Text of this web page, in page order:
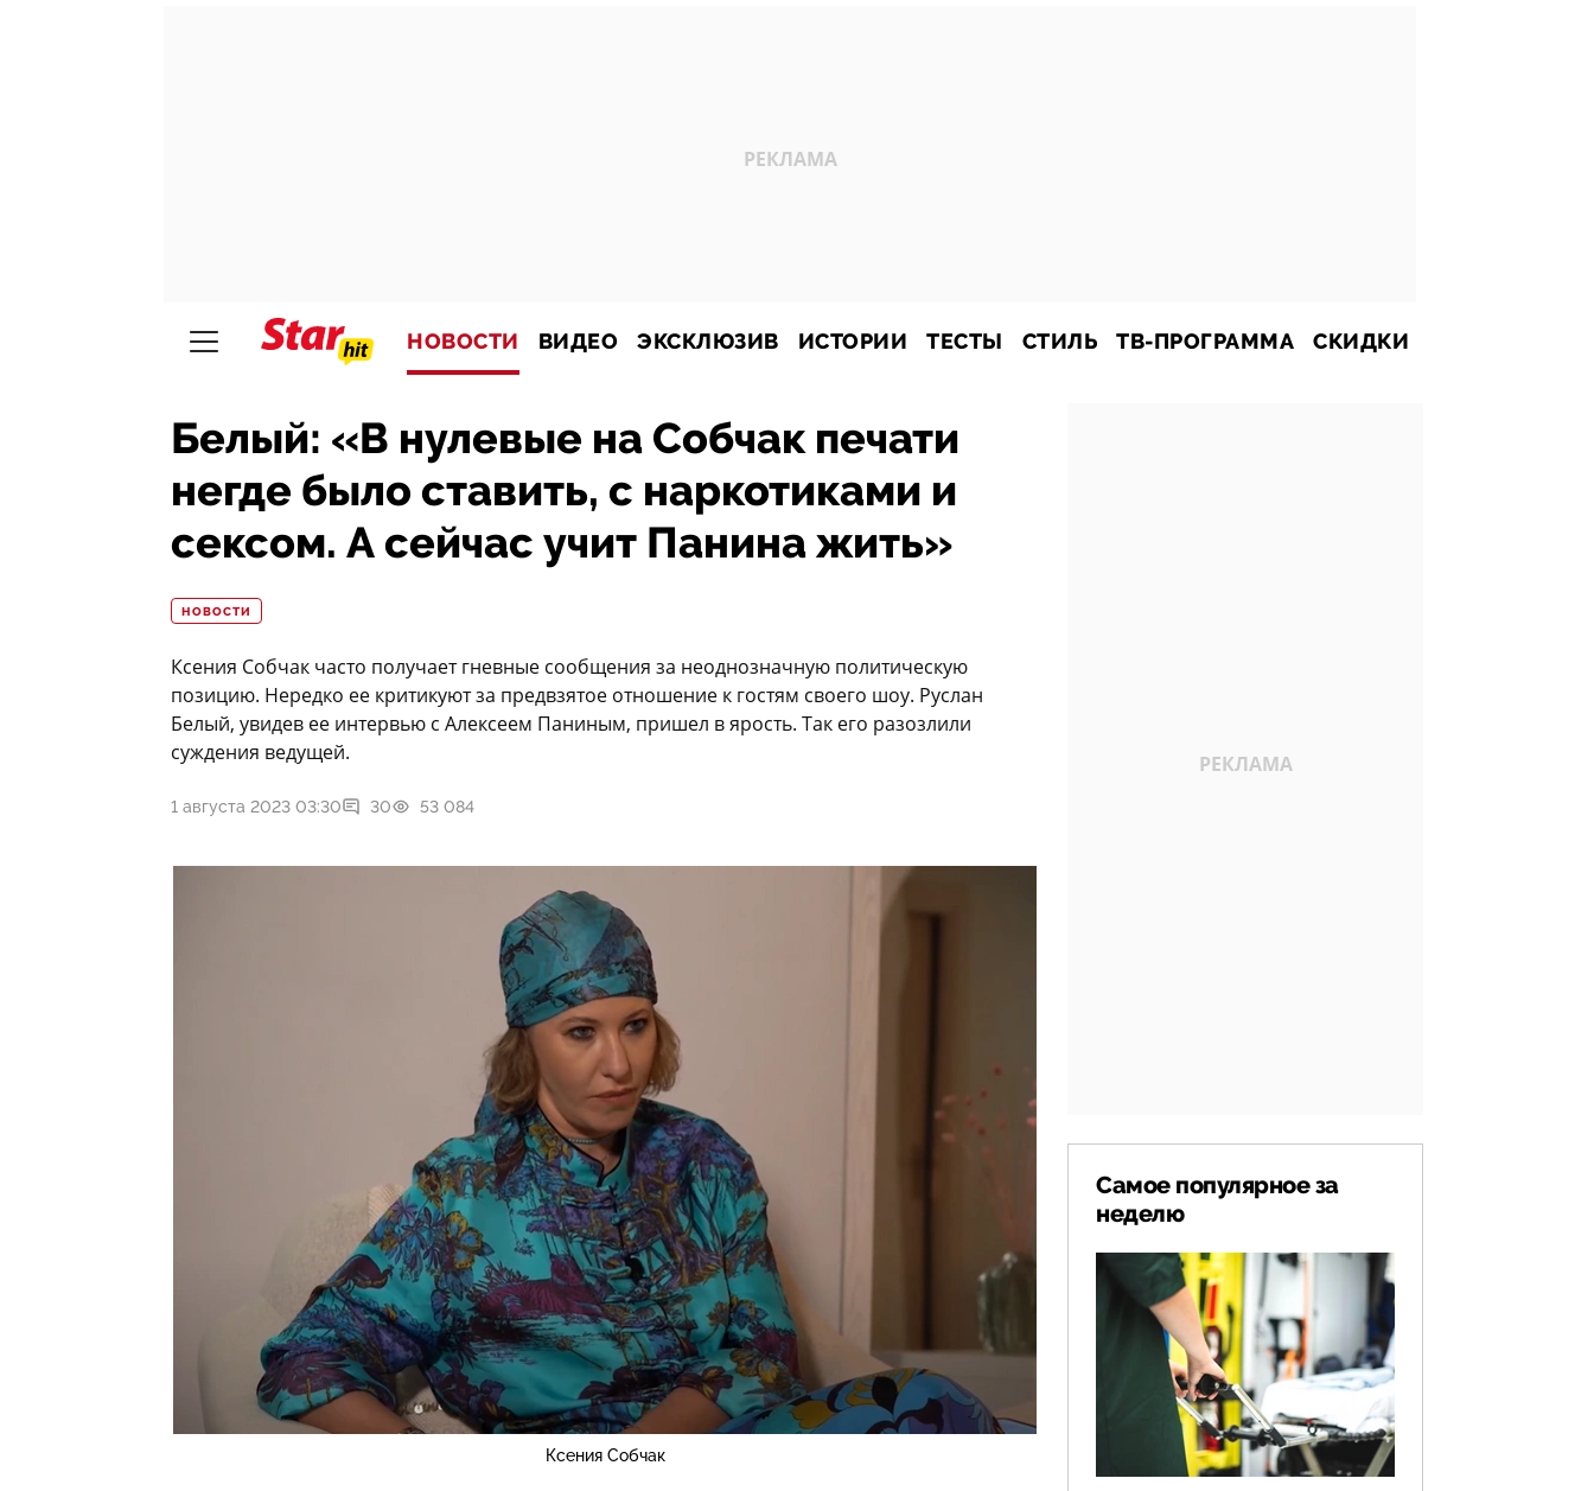
НОВОСТИ ВИДЕО ЭКСКЛЮЗИВ ИСТОРИИ ТЕСТЫ СТИЛЬ ТВ-ПРОГРАММА СКИДКИ
Белый: «В нулевые на Собчак печати
негде было ставить, с наркотиками и
сексом. А сейчас учит Панина жить»
НОВОСТИ
Ксения Собчак часто получает гневные сообщения за неоднозначную политическую
позицию. Нередко ее критикуют за предвзятое отношение к гостям своего шоу. Руслан
Белый, увидев ее интервью с Алексеем Паниным, пришел в ярость. Так его разозлили
суждения ведущей.
1 августа 2023 03:30 30 53 084
Ксения Собчак
Самое популярное за
неделю